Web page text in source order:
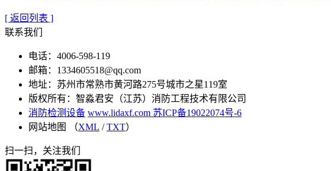
[ 返回列表 ]
联系我们
电话：4006-598-119
邮箱：1334605518@qq.com
地址：苏州市常熟市黄河路275号城市之星119室
版权所有：智淼君安（江苏）消防工程技术有限公司
消防检测设备 www.lidaxf.com 苏ICP备19022074号-6
网站地图 （XML /TXT）
扫一扫，关注我们